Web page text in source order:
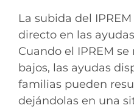
La subida del
directo en las
Cuando el IPREM
bajos, las ayudas
familias pueden
dejándolas en una